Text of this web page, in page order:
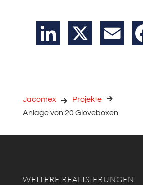
LinkedIn Email
Jacomex
Projekte
Anlage von 20 Gloveboxen
WEITERE REALISIERUNGEN